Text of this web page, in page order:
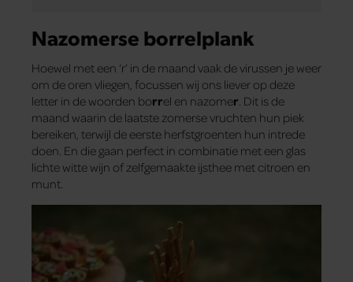
Nazomerse borrelplank
Hoewel met een ‘r’ in de maand vaak de virussen je weer
om de oren vliegen, focussen wij ons liever op deze
letter in de woorden borrel en nazomer. Dit is de
maand waarin de laatste zomerse vruchten hun piek
bereiken, terwijl de eerste herfstgroenten hun intrede
doen. En die gaan perfect in combinatie met een glas
lichte witte wijn of zelfgemaakte ijsthee met citroen en
munt.